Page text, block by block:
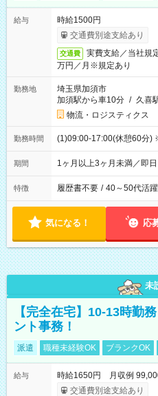
給与
時給1500円
交通費別途支給あり
交通費
実費支給／当社規
万円／月※規定あり
勤務地
埼玉県加須市
加須駅から車10分 / 久喜
物流・ロジスティクス
勤務時間 (1)09:00-17:00(休憩60分)
期間 1ヶ月以上3ヶ月未満／即
特徴 履歴書不要 / 40～50代活
気になる！ 応
未
【完全在宅】10-13時勤
ント事務！
派遣 職種未経験OK ブランクOK
給与
時給1650円 月収例
交通費別途支給あり